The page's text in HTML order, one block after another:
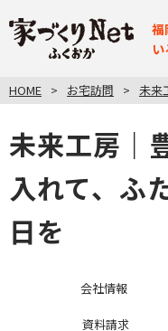
福
HOME お宅訪問 未来
未来工房｜
入れて、ふ
日を
会社情報
資料請求